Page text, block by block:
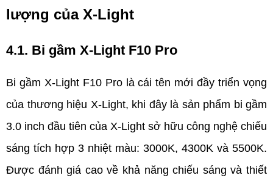
lượng của X-Light
4.1. Bi gầm X-Light F10 Pro
Bi gầm X-Light F10 Pro là cái tên mới đầy triển vọng
của thương hiệu X-Light, khi đây là sản phẩm bi gầm
3.0 inch đầu tiên của X-Light sở hữu công nghệ chiếu
sáng tích hợp 3 nhiệt màu: 3000K, 4300K và 5500K.
Được đánh giá cao về khả năng chiếu sáng và thiết